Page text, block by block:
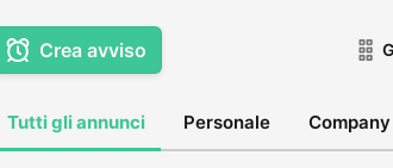
Crea avviso
Tutti gli annunci Personale Company